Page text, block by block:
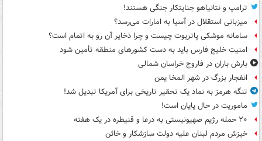
ترامپ و نتانیاهو جنایتکار جنگی هستند!
میزبانی استقلال در آسیا به امارات می‌رسد؟
سامانه موشکی پاتریوت چیست و چرا ذخایر آن رو به اتمام است؟
امنیت خلیج فارس باید به دست کشورهای منطقه تأمین شود
بارش باران در فاروج خراسان شمالی
انفجار بزرگ در شهر المخا یمن
تنگه هرمز به نماد یک تحقیر تاریخی برای آمریکا تبدیل شد!
ماموریت در حال پایان است!
۲۰ حمله رژیم صهیونیستی به درعا و قنیطره در یک هفته
خیزش مردم لبنان علیه دولت سازشکار و خائن